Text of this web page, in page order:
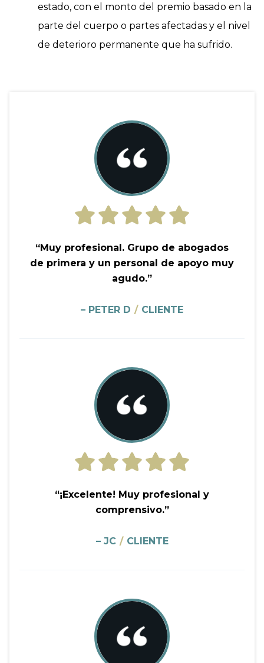
estado, con el monto del premio basado en la
parte del cuerpo o partes afectadas y el nivel
de deterioro permanente que ha sufrido.
“Muy profesional. Grupo de abogados
de primera y un personal de apoyo muy
agudo.”
– PETER D / CLIENTE
“¡Excelente! Muy profesional y
comprensivo.”
– JC /CLIENTE